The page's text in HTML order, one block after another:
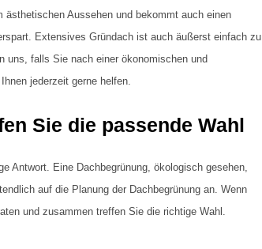
ästhetischen Aussehen und bekommt auch einen
Extensives Gründach ist auch äußerst einfach zu
uns, falls Sie nach einer ökonomischen und
jederzeit gerne helfen.
Sie die passende Wahl
Antwort. Eine Dachbegrünung, ökologisch gesehen,
auf die Planung der Dachbegrünung an. Wenn
und zusammen treffen Sie die richtige Wahl.